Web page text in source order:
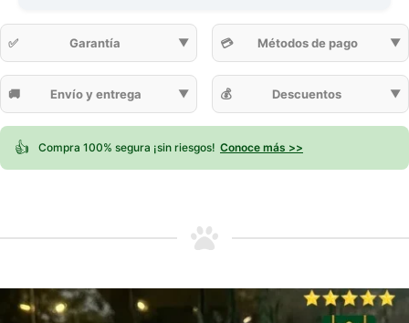
✅ Garantía ▼
🚚 Envío y entrega ▼
💳 Métodos de pago ▼
💰 Descuentos ▼
👍 Compra 100% segura ¡sin riesgos! Conoce más >>